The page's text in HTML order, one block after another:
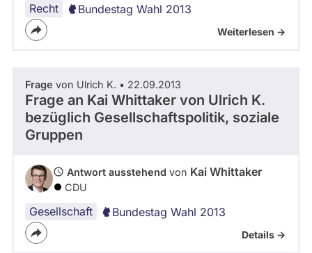
Recht Bundestag Wahl 2013
Weiterlesen ->
Frage von Ulrich K. • 22.09.2013
Frage an Kai Whittaker von Ulrich K.
bezüglich Gesellschaftspolitik, soziale
Gruppen
Antwort ausstehend von Kai Whittaker
CDU
Gesellschaft Bundestag Wahl 2013
Details ->